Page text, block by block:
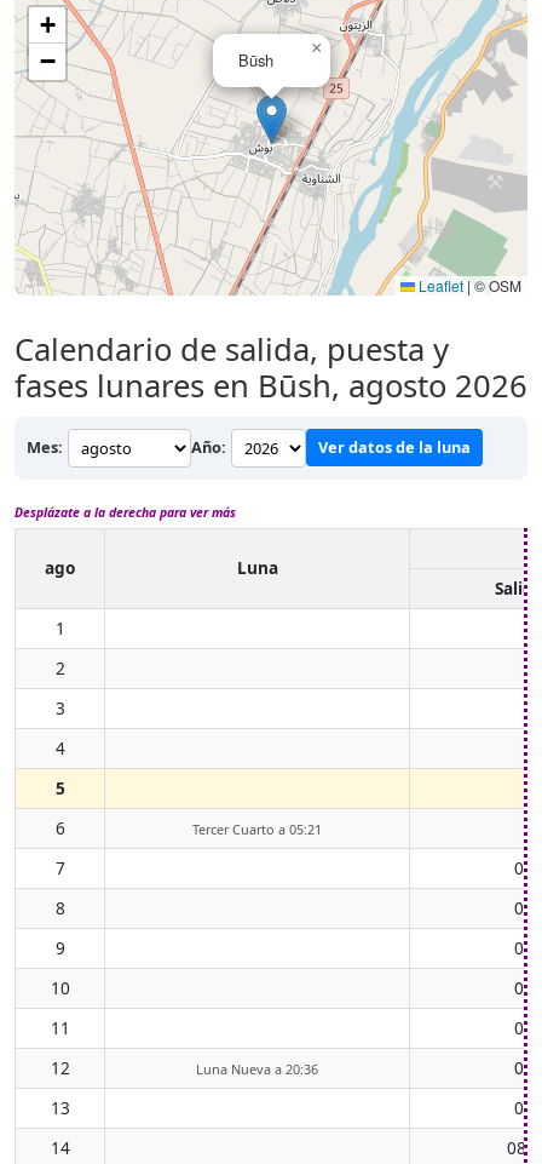
Būsh
×
+
−
Leaflet | © OSM
Calendario de salida, puesta y
fases lunares en Būsh, agosto 2026
Mes: Año: Ver datos de la luna
Desplázate a la derecha para ver más
ago
Luna
1
2
3
4
5
6
Tercer Cuarto a 05:21
7
8
9
10
11
12
Luna Nueva a 20:36
13
14